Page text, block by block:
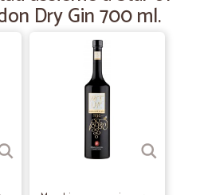
per la prima volta e sono
nel giorno stabilito, prodotti di
bene.
C.
ottima la…
la qualità e imballaggio perfetto.
molto bene e sicuramente farò
Dry Gin 700 ml.